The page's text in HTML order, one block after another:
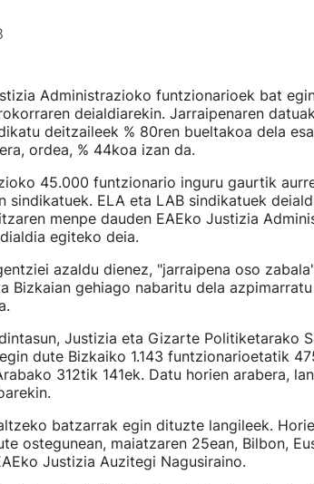
Administrazioko funtzionarioek bat
deialdiarekin. Jarraipenaren
deitzaileek % 80ren bueltakoa dela
ordea, % 44koa izan da.
45.000 funtzionario inguru gaurtik
sindikatuek. ELA eta LAB sindikatuek
menpe dauden EAEko Justizia
egiteko deia.
azaldu dienez, "jarraipena oso
Bizkaian gehiago nabaritu dela
Justizia eta Gizarte Politiketarako
dute Bizkaiko 1.143 funtzionarioetatik
312tik 141ek. Datu horien arabera,
batzarrak egin dituzte langileek.
ostegunean, maiatzaren 25ean, Bilbon,
Justizia Auzitegi Nagusiraino.